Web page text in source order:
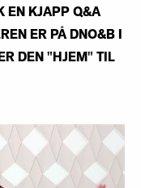
EN KJAPP Q&A
ER PÅ DNO&B I
DEN "HJEM" TIL